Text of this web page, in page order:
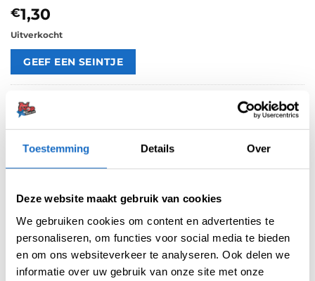
Toestemming Details Over
Deze website maakt gebruik van cookies
We gebruiken cookies om content en advertenties te
personaliseren, om functies voor social media te bieden
en om ons websiteverkeer te analyseren. Ook delen we
informatie over uw gebruik van onze site met onze
€1,30
Uitverkocht
Categorieën: Harrows Flights Kite
AANVULLENDE INFORMATIE